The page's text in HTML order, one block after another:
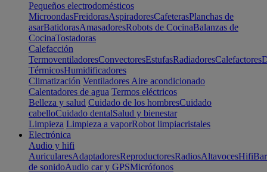
Pequeños electrodomésticos
MicroondasFreidorasAspiradoresCafeterasPlanchas de
asarBatidorasAmasadoresRobots de CocinaBalanzas de
CocinaTostadoras
Calefacción
TermoventiladoresConvectoresEstufasRadiadoresCalefactores
TérmicosHumidificadores
Climatización Ventiladores Aire acondicionado
Calentadores de agua Termos eléctricos
Belleza y salud Cuidado de los hombresCuidado
cabelloCuidado dentalSalud y bienestar
Limpieza Limpieza a vaporRobot limpiacristales
Electrónica
Audio y hifi
AuricularesAdaptadoresReproductoresRadiosAltavocesHifi
de sonidoAudio car y GPSMicrófonos